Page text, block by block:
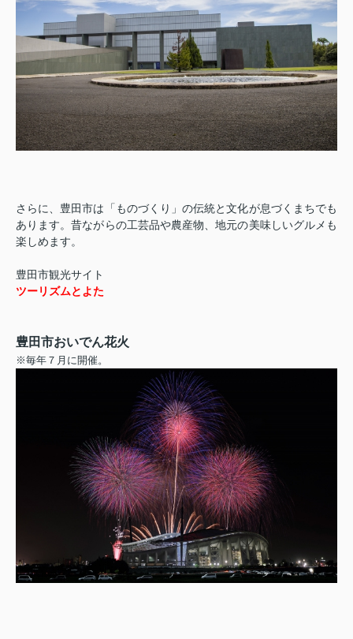
さらに、豊田市は「ものづくり」の伝統と文化が息づくまちでも
あります。昔ながらの工芸品や農産物、地元の美味しいグルメも
楽しめます。
豊田市観光サイト
ツーリズムとよた
豊田市おいでん花火
※毎年７月に開催。